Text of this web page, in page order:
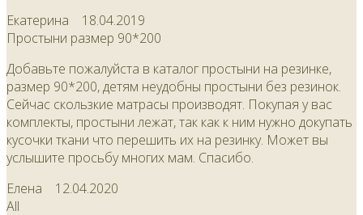
Екатерина 18.04.2019
Простыни размер 90*200
Добавьте пожалуйста в каталог простыни на резинке,
размер 90*200, детям неудобны простыни без резинок.
Сейчас скользкие матрасы производят. Покупая у вас
комплекты, простыни лежат, так как к ним нужно докупать
кусочки ткани что перешить их на резинку. Может вы
услышите просьбу многих мам. Спасибо.
Елена 12.04.2020
All